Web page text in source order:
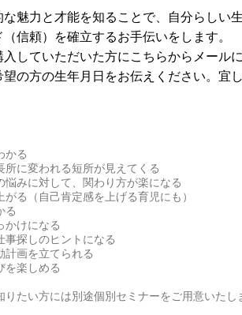
な魅力と才能を知ることで、自分らしい
信頼）を確立するお手伝いをします。
入していただいた方にこちらからメール
の方の生年月日をお伝えください。宜
かる
所に変われる短所が見えてくる
悩みに対して、関わり方が楽になる
がる（自己肯定感を上げる育児にも）
る
かけになる
事探しのヒントになる
計画を立てられる
を楽しめる
りたい方には別途個別セミナーをご用意いたし